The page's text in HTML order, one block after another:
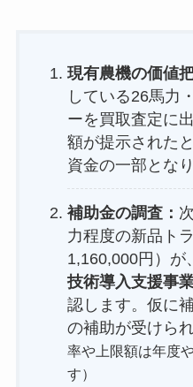
現有農機の価値
している26馬力
ーを買取査定に
額が提示された
資金の一部となり
補助金の調査：
力程度の新品ト
1,160,000円）が
技術導入支援事業
認します。仮に
の補助が受けら
率や上限額は年度
す）